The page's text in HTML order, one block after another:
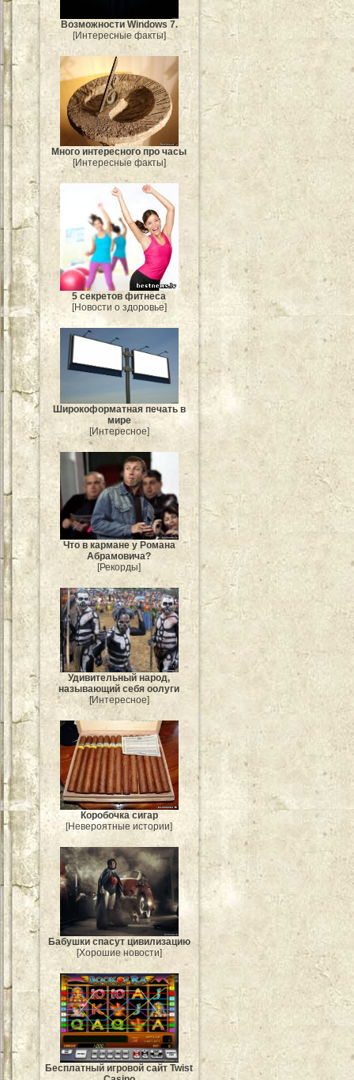
Возможности Windows 7.
[Интересные факты]
Много интересного про часы
[Интересные факты]
5 секретов фитнеса
[Новости о здоровье]
Широкоформатная печать в
мире
[Интересное]
Что в кармане у Романа
Абрамовича?
[Рекорды]
Удивительный народ,
называющий себя оолуги
[Интересное]
Коробочка сигар
[Невероятные истории]
Бабушки спасут цивилизацию
[Хорошие новости]
Бесплатный игровой сайт Twist